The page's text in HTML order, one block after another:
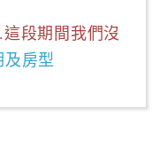
段期間我們沒
及房型